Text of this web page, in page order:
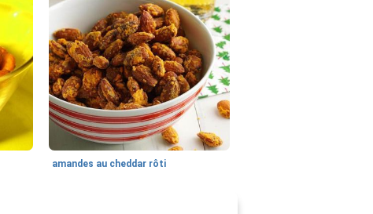
amandes au cheddar rôti